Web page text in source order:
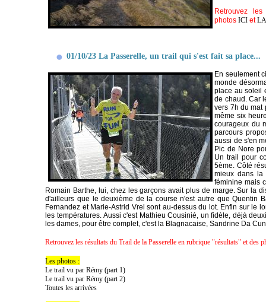
Retrouvez
photosICI et
01/10/23 La Passerelle, un trail qui s'est fait sa place...
En seulement
monde
place au soleil
de chaud. Car
vers 7h du mat
même six
courageux du
parcours
aussi de s'en
Pic de Nore
Un trail pour
5ème. Côté
mieux dans la
féminine mais
Romain Barthe, lui, chez les garçons avait plus de marge. Sur la
d'ailleurs que le deuxième de la course n'est autre que Quentin
Fernandez et Marie-Astrid Vrel sont au-dessus du lot. Enfin sur le
les températures. Aussi c'est Mathieu Cousinié, un fidèle, déjà
les dames, pour être complet, c'est la Blagnacaise, Sandrine Da
Retrouvez les résultats du Trail de la Passerelle en rubrique "résultats" et des
Les photos :
Le trail vu par Rémy (part 1)
Le trail vu par Rémy (part 2)
Toutes les arrivées